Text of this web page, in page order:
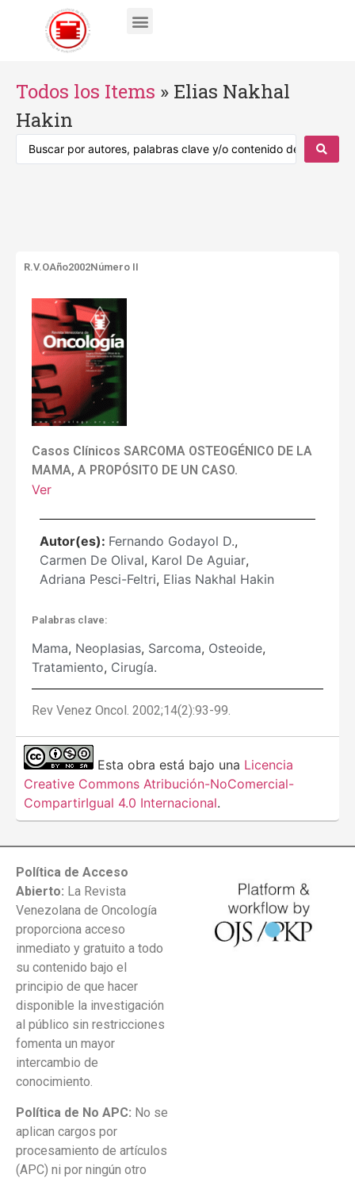
Todos los Items » Elias Nakhal
Hakin
R.V.OAño2002Número II
Casos Clínicos SARCOMA OSTEOGÉNICO DE LA
MAMA, A PROPÓSITO DE UN CASO.
Ver
Autor(es): Fernando Godayol D.,
Carmen De Olival, Karol De Aguiar,
Adriana Pesci-Feltri, Elias Nakhal Hakin
Palabras clave:
Mama, Neoplasias, Sarcoma, Osteoide,
Tratamiento, Cirugía.
Rev Venez Oncol. 2002;14(2):93-99.
Esta obra está bajo una Licencia
Creative Commons Atribución-NoComercial-
CompartirIgual 4.0 Internacional.
Política de Acceso
Abierto: La Revista
Venezolana de Oncología
proporciona acceso
inmediato y gratuito a todo
su contenido bajo el
principio de que hacer
disponible la investigación
al público sin restricciones
fomenta un mayor
intercambio de
conocimiento.
Política de No APC: No se
aplican cargos por
procesamiento de artículos
(APC) ni por ningún otro